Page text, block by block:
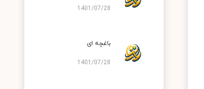
1401/07/28
باغچه ای
1401/07/28